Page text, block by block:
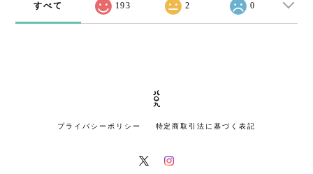
すべて 193 2 0
プライバシーポリシー 特定商取引法に基づく表記